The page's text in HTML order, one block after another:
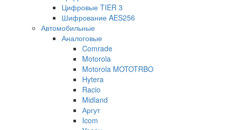
Цифровые TIER 3
Шифрование AES256
Автомобильные
Аналоговые
Comrade
Motorola
Motorola MOTOTRBO
Hytera
Racio
Midland
Аргут
Icom